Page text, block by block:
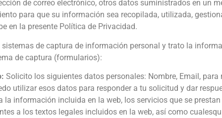
de correo electrónico, otros datos suministrados en un
para que su información sea recopilada, utilizada,
en la presente Política de Privacidad.
de captura de información personal y trato la
de captura (formularios):
Solicito los siguientes datos personales: Nombre, Email,
utilizar esos datos para responder a tu solicitud y dar
la información incluida en la web, los servicios que se
a los textos legales incluidos en la web, así como